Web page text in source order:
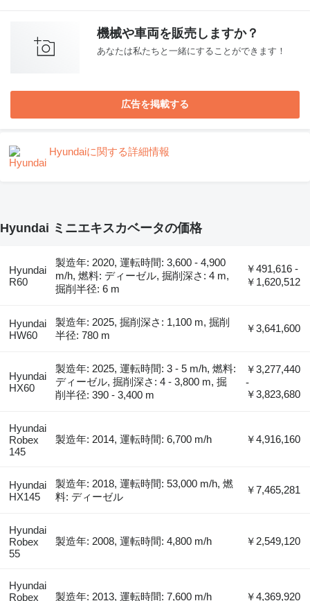
機械や車両を販売しますか？
あなたは私たちと一緒にすることができます！
広告を掲載する
Hyundaiに関する詳細情報
Hyundai ミニエキスカベータの価格
Hyundai
R60
製造年: 2020, 運転時間: 3,600 - 4,900
m/h, 燃料: ディーゼル, 掘削深さ: 4 m,
掘削半径: 6 m
￥491,616 -
￥1,620,512
Hyundai
HW60
製造年: 2025, 掘削深さ: 1,100 m, 掘削
半径: 780 m
￥3,641,600
Hyundai
HX60
製造年: 2025, 運転時間: 3 - 5 m/h, 燃料:
ディーゼル, 掘削深さ: 4 - 3,800 m, 掘
削半径: 390 - 3,400 m
￥3,277,440
-
￥3,823,680
Hyundai
Robex
145
製造年: 2014, 運転時間: 6,700 m/h ￥4,916,160
Hyundai
HX145
製造年: 2018, 運転時間: 53,000 m/h, 燃
料: ディーゼル
￥7,465,281
Hyundai
Robex
55
製造年: 2008, 運転時間: 4,800 m/h ￥2,549,120
Hyundai
Robex
製造年: 2013, 運転時間: 7,600 m/h ￥4,369,920